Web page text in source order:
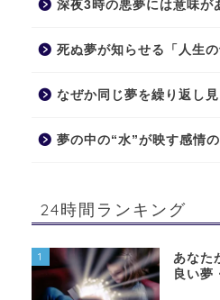
深夜3時の悪夢には意味が
死ぬ夢が知らせる「人生の
なぜか同じ夢を繰り返し
夢の中の“水”が映す感情
24時間ランキング
1
あなた
良い夢